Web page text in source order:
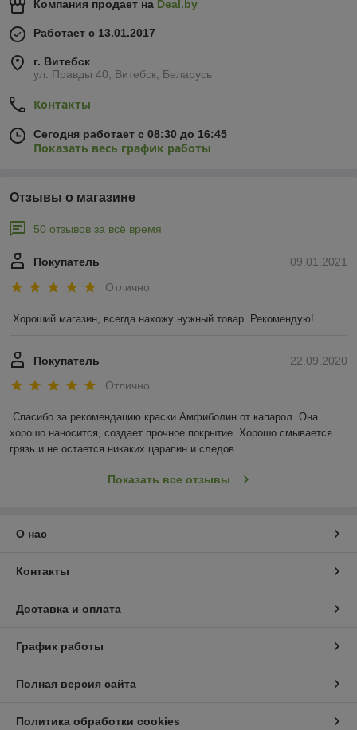
Компания продает на Deal.by
Работает с 13.01.2017
г. Витебск
ул. Правды 40, Витебск, Беларусь
Контакты
Сегодня работает с 08:30 до 16:45
Показать весь график работы
Отзывы о магазине
50 отзывов за всё время
09.01.2021
Покупатель
Отлично
Хороший магазин, всегда нахожу нужный товар. Рекомендую!
22.09.2020
Покупатель
Отлично
Спасибо за рекомендацию краски Амфиболин от капарол. Она
хорошо наносится, создает прочное покрытие. Хорошо смывается
грязь и не остается никаких царапин и следов.
Показать все отзывы
О нас
Контакты
Доставка и оплата
График работы
Полная версия сайта
Политика обработки cookies